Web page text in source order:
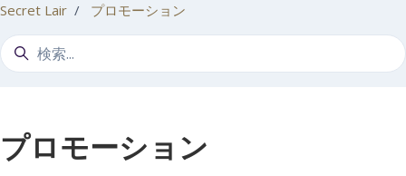
Secret Lair プロモーション
検索
プロモーション